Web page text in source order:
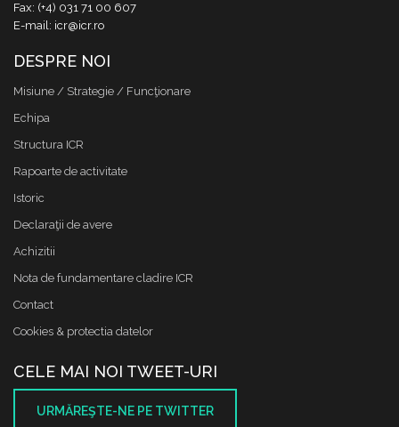
Fax: (+4) 031 71 00 607
E-mail: icr@icr.ro
DESPRE NOI
Misiune / Strategie / Funcţionare
Echipa
Structura ICR
Rapoarte de activitate
Istoric
Declaraţii de avere
Achizitii
Nota de fundamentare cladire ICR
Contact
Cookies & protectia datelor
CELE MAI NOI TWEET-URI
URMĂREŞTE-NE PE TWITTER